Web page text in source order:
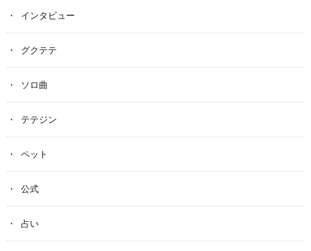
インタビュー
グクテテ
ソロ曲
テテジン
ペット
公式
占い